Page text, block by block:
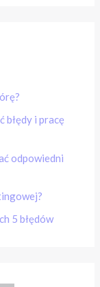
błędy i pracę
odpowiedni
5 błędów